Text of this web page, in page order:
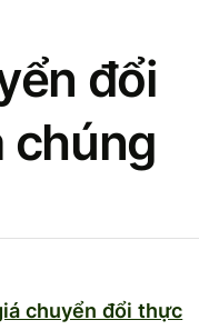
đổi
chúng
chuyển đổi thực